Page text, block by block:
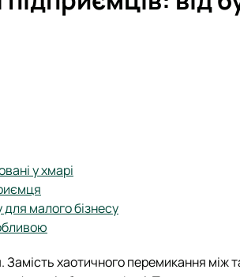
у хмарі
малого бізнесу
Замість хаотичного перемикання